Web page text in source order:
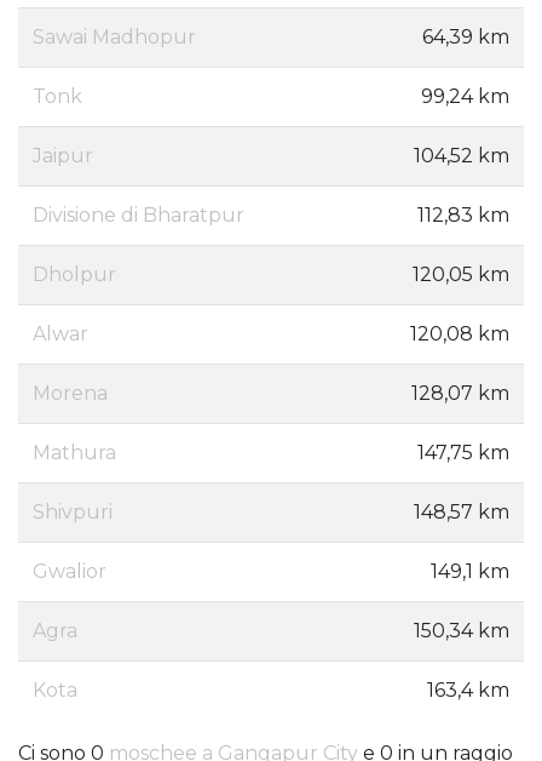
Sawai Madhopur 64,39 km
Tonk 99,24 km
Jaipur 104,52 km
Divisione di Bharatpur 112,83 km
Dholpur 120,05 km
Alwar 120,08 km
Morena 128,07 km
Mathura 147,75 km
Shivpuri 148,57 km
Gwalior 149,1 km
Agra 150,34 km
Kota 163,4 km
Ci sono 0 moschee a Gangapur City e 0 in un raggio